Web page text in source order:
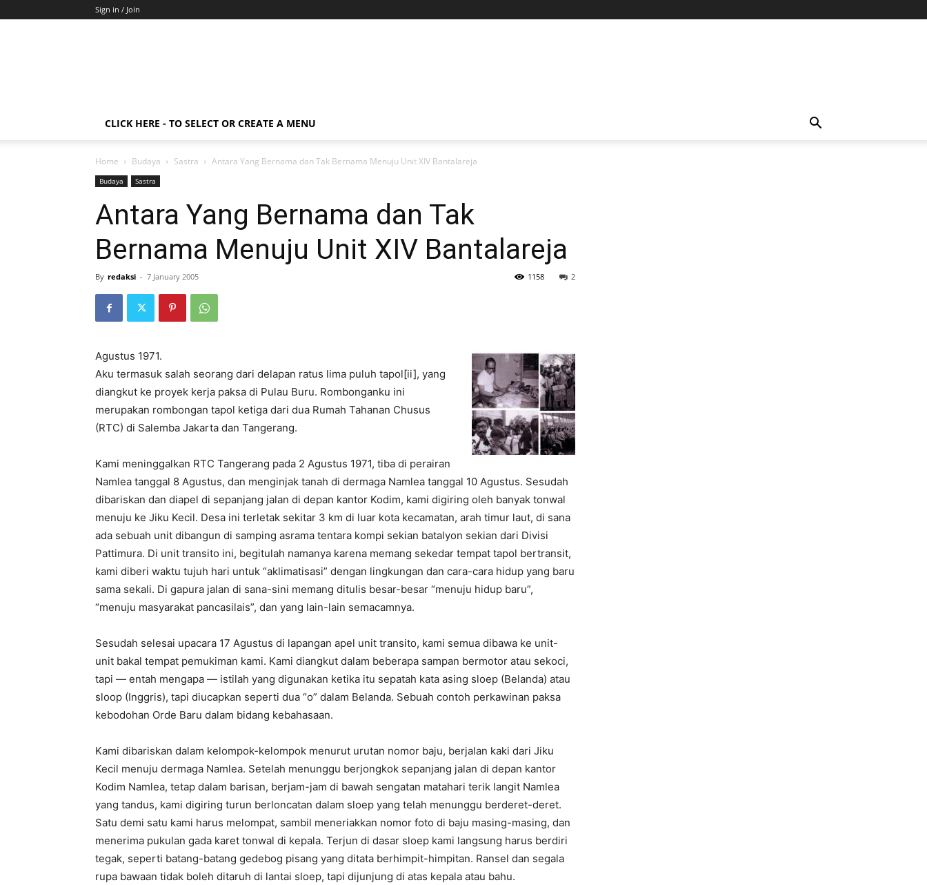
Sign in / Join
CLICK HERE - TO SELECT OR CREATE A MENU
Home Budaya Sastra Antara Yang Bernama dan Tak Bernama Menuju Unit XIV Bantalareja
Budaya Sastra
Antara Yang Bernama dan Tak
Bernama Menuju Unit XIV Bantalareja
By redaksi - 7 January 2005 2
1158
Agustus 1971.
Aku termasuk salah seorang dari delapan ratus lima puluh tapol[ii], yang
diangkut ke proyek kerja paksa di Pulau Buru. Rombonganku ini
merupakan rombongan tapol ketiga dari dua Rumah Tahanan Chusus
(RTC) di Salemba Jakarta dan Tangerang.
Kami meninggalkan RTC Tangerang pada 2 Agustus 1971, tiba di perairan
Namlea tanggal 8 Agustus, dan menginjak tanah di dermaga Namlea tanggal 10 Agustus. Sesudah
dibariskan dan diapel di sepanjang jalan di depan kantor Kodim, kami digiring oleh banyak tonwal
menuju ke Jiku Kecil. Desa ini terletak sekitar 3 km di luar kota kecamatan, arah timur laut, di sana
ada sebuah unit dibangun di samping asrama tentara kompi sekian batalyon sekian dari Divisi
Pattimura. Di unit transito ini, begitulah namanya karena memang sekedar tempat tapol bertransit,
kami diberi waktu tujuh hari untuk “aklimatisasi” dengan lingkungan dan cara-cara hidup yang baru
sama sekali. Di gapura jalan di sana-sini memang ditulis besar-besar “menuju hidup baru”,
“menuju masyarakat pancasilais”, dan yang lain-lain semacamnya.
Sesudah selesai upacara 17 Agustus di lapangan apel unit transito, kami semua dibawa ke unit-
unit bakal tempat pemukiman kami. Kami diangkut dalam beberapa sampan bermotor atau sekoci,
tapi — entah mengapa — istilah yang digunakan ketika itu sepatah kata asing sloep (Belanda) atau
sloop (Inggris), tapi diucapkan seperti dua “o” dalam Belanda. Sebuah contoh perkawinan paksa
kebodohan Orde Baru dalam bidang kebahasaan.
Kami dibariskan dalam kelompok-kelompok menurut urutan nomor baju, berjalan kaki dari Jiku
Kecil menuju dermaga Namlea. Setelah menunggu berjongkok sepanjang jalan di depan kantor
Kodim Namlea, tetap dalam barisan, berjam-jam di bawah sengatan matahari terik langit Namlea
yang tandus, kami digiring turun berloncatan dalam sloep yang telah menunggu berderet-deret.
Satu demi satu kami harus melompat, sambil meneriakkan nomor foto di baju masing-masing, dan
menerima pukulan gada karet tonwal di kepala. Terjun di dasar sloep kami langsung harus berdiri
tegak, seperti batang-batang gedebog pisang yang ditata berhimpit-himpitan. Ransel dan segala
rupa bawaan tidak boleh ditaruh di lantai sloep, tapi dijunjung di atas kepala atau bahu.